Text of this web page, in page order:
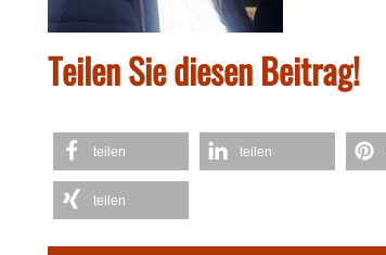
Teilen Sie diesen Beitrag!
teilen teilen
teilen